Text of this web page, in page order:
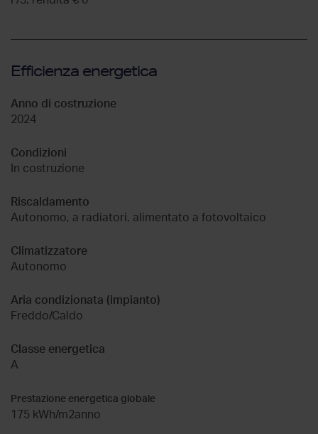
Efficienza energetica
Anno di costruzione
2024
Condizioni
In costruzione
Riscaldamento
Autonomo, a radiatori, alimentato a fotovoltaico
Climatizzatore
Autonomo
Aria condizionata (impianto)
Freddo/Caldo
Classe energetica
A
Prestazione energetica globale
175 kWh/m2anno